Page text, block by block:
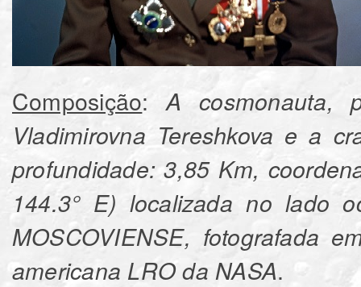
Composição:A cosmonauta,
Vladimirovna Tereshkova e a
profundidade: 3,85 Km,
144.3° E) localizada no lado
MOSCOVIENSE, fotografada
americana LRO da NASA.